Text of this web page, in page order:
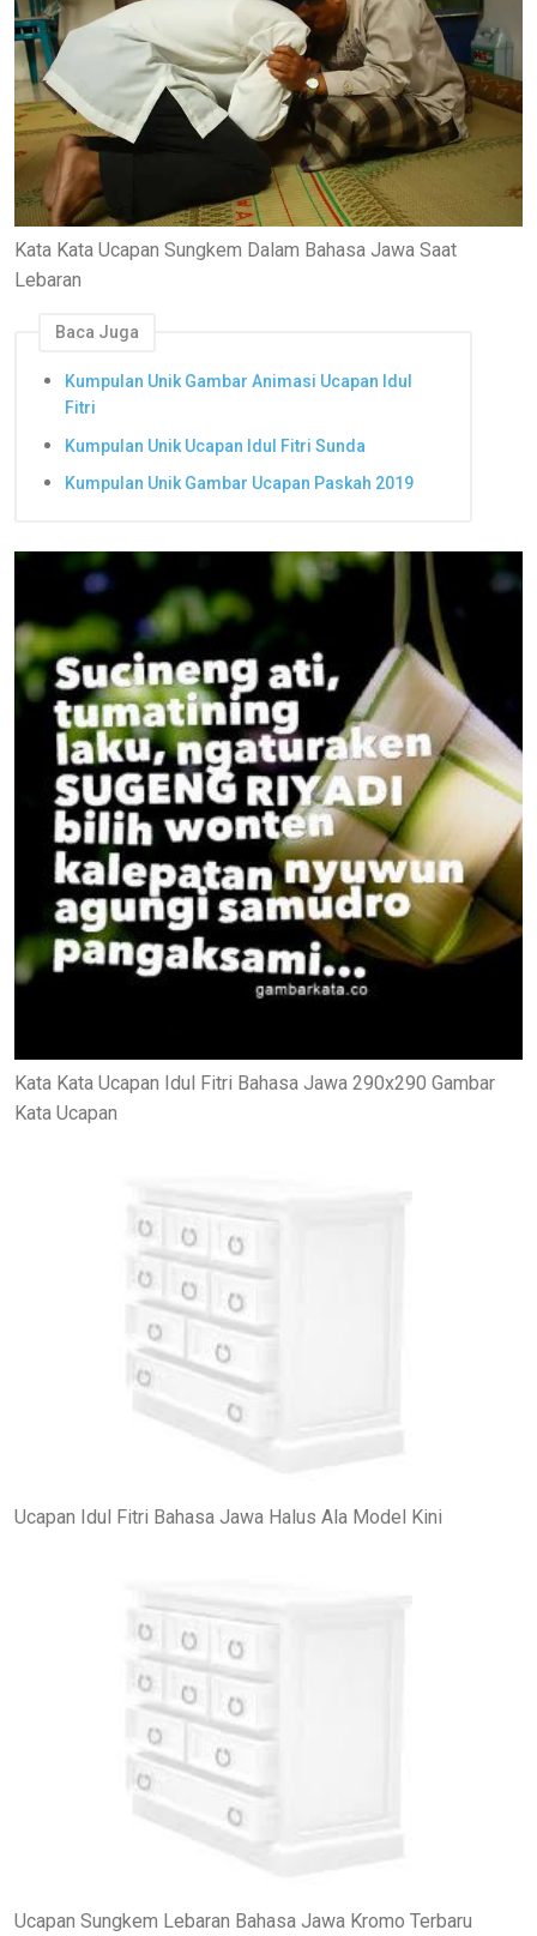
Kata Kata Ucapan Sungkem Dalam Bahasa Jawa Saat
Lebaran
Baca Juga
Kumpulan Unik Gambar Animasi Ucapan Idul
Fitri
Kumpulan Unik Ucapan Idul Fitri Sunda
Kumpulan Unik Gambar Ucapan Paskah 2019
Kata Kata Ucapan Idul Fitri Bahasa Jawa 290x290 Gambar
Kata Ucapan
Ucapan Idul Fitri Bahasa Jawa Halus Ala Model Kini
Ucapan Sungkem Lebaran Bahasa Jawa Kromo Terbaru